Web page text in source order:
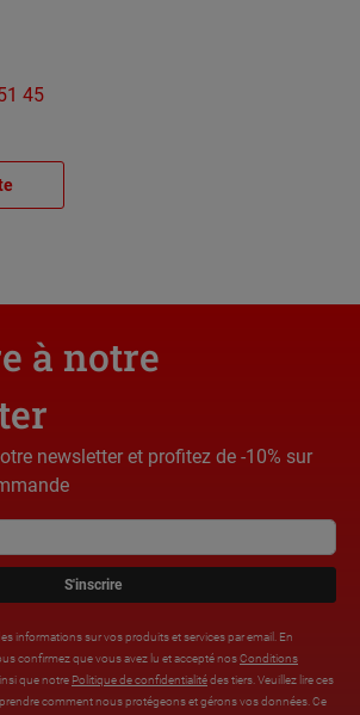
45
à notre
newsletter et profitez de -10% sur
S'inscrire
informations sur vos produits et services par email. En
confirmez que vous avez lu et accepté nosConditions
que notre Politique de confidentialitédes tiers. Veuillez lire ces
comment nous protégeons et gérons vos données. Ce